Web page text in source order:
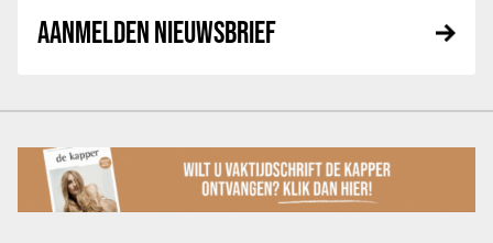
AANMELDEN NIEUWSBRIEF